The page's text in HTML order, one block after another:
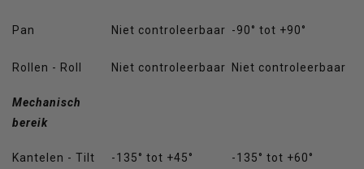
Pan Niet controleerbaar -90° tot +90°
Rollen - Roll Niet controleerbaar Niet controleerbaar
Mechanisch
bereik
Kantelen - Tilt -135° tot +45° -135° tot +60°